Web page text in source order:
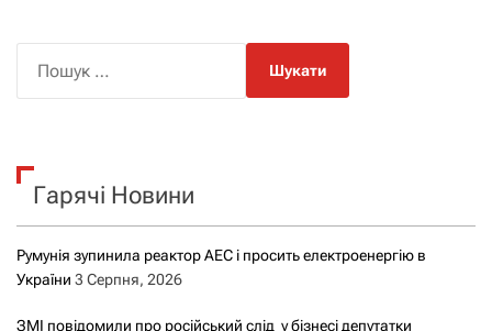
к
Гарячі Новини
Румунія зупинила реактор АЕС і просить електроенергію в
України 3 Серпня, 2026
ЗМІ повідомили про російський слід у бізнесі депутатки